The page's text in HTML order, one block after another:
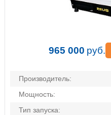
965 000 руб.
Производитель:
Мощность:
Тип запуска: